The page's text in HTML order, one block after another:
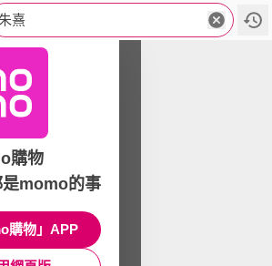
朱熹
購物
momo的事
購物」APP